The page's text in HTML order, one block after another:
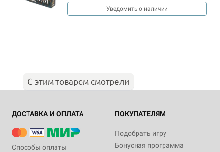
Уведомить о наличии
С этим товаром смотрели
ДОСТАВКА И ОПЛАТА
Способы оплаты
ПОКУПАТЕЛЯМ
Подобрать игру
Бонусная программа